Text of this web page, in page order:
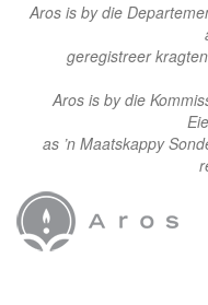
Aros is by die
geregistreer
Aros is by die
as ’n Maatskappy